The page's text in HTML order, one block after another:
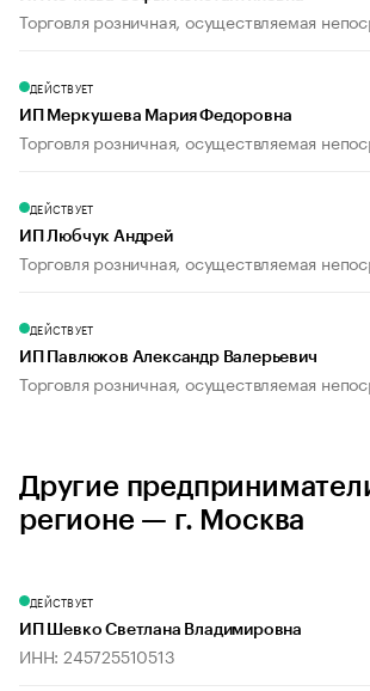
Торговля розничная, осуществляемая
ДЕЙСТВУЕТ
ИП Меркушева Мария Федоровна
Торговля розничная, осуществляемая
ДЕЙСТВУЕТ
ИП Любчук Андрей
Торговля розничная, осуществляемая
ДЕЙСТВУЕТ
ИП Павлюков Александр Валерьевич
Торговля розничная, осуществляемая
Другие
регионе — г. Москва
ДЕЙСТВУЕТ
ИП Шевко Светлана Владимировна
ИНН: 245725510513